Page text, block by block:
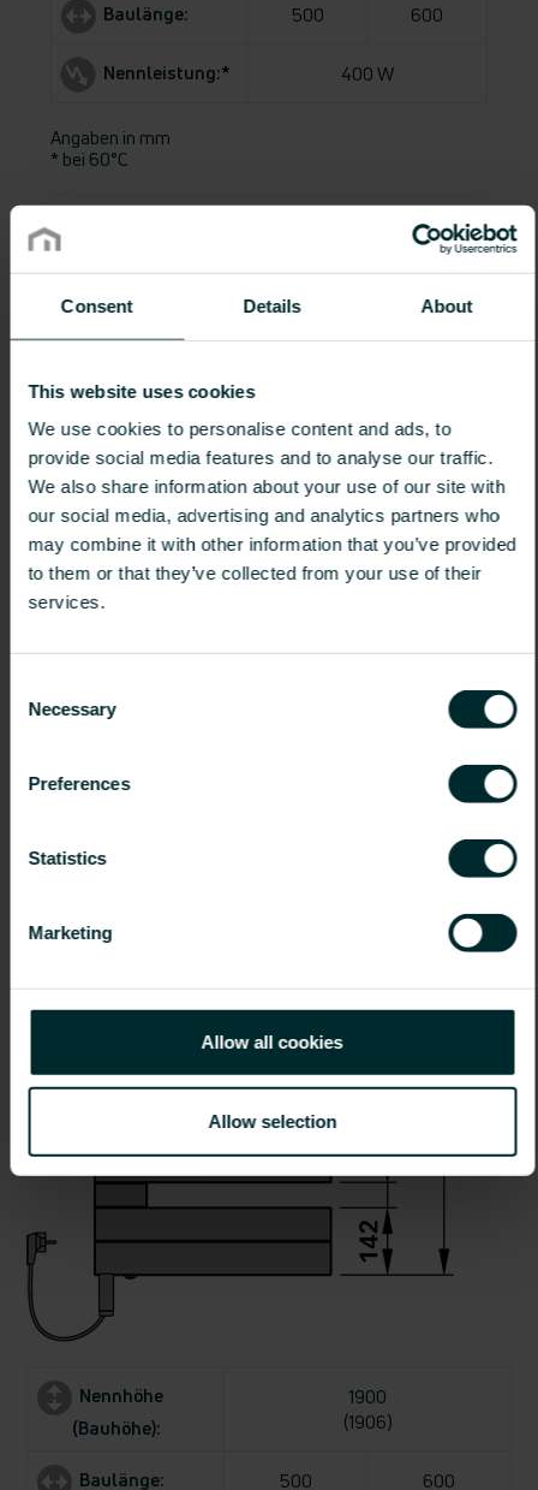
Consent Details About
This website uses cookies
We use cookies to personalise content and ads, to
provide social media features and to analyse our traffic.
We also share information about your use of our site with
our social media, advertising and analytics partners who
may combine it with other information that you’ve provided
to them or that they’ve collected from your use of their
services.
Selection
Necessary
Preferences
Statistics
Marketing
Allow all cookies
Allow selection
Baulänge: 500 600
Nennleistung:* 400 W
Angaben in mm
* bei 60°C
Nennhöhe 1900 mm
Nennhöhe
(Bauhöhe):
1900
(1906)
Baulänge: 500 600